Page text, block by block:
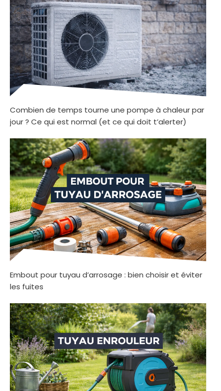
Combien de temps tourne une pompe à chaleur par
jour ? Ce qui est normal (et ce qui doit t’alerter)
Embout pour tuyau d’arrosage : bien choisir et éviter
les fuites